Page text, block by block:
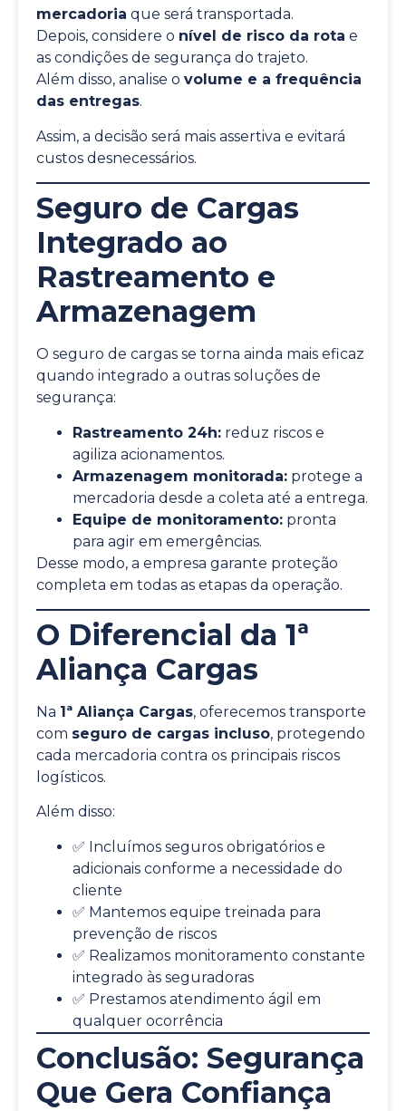
mercadoria que será transportada.
Depois, considere o nível de risco da rota e
as condições de segurança do trajeto.
Além disso, analise o volume e a frequência
das entregas.
Assim, a decisão será mais assertiva e evitará
custos desnecessários.
Seguro de Cargas
Integrado ao
Rastreamento e
Armazenagem
O seguro de cargas se torna ainda mais eficaz
quando integrado a outras soluções de
segurança:
Rastreamento 24h: reduz riscos e
agiliza acionamentos.
Armazenagem monitorada: protege a
mercadoria desde a coleta até a entrega.
Equipe de monitoramento: pronta
para agir em emergências.
Desse modo, a empresa garante proteção
completa em todas as etapas da operação.
O Diferencial da 1ª
Aliança Cargas
Na 1ª Aliança Cargas, oferecemos transporte
com seguro de cargas incluso, protegendo
cada mercadoria contra os principais riscos
logísticos.
Além disso:
✅ Incluímos seguros obrigatórios e
adicionais conforme a necessidade do
cliente
✅ Mantemos equipe treinada para
prevenção de riscos
✅ Realizamos monitoramento constante
integrado às seguradoras
✅ Prestamos atendimento ágil em
qualquer ocorrência
Conclusão: Segurança
Que Gera Confiança